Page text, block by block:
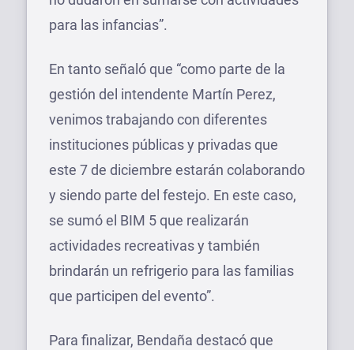
para las infancias”.
En tanto señaló que “como parte de la
gestión del intendente Martín Perez,
venimos trabajando con diferentes
instituciones públicas y privadas que
este 7 de diciembre estarán colaborando
y siendo parte del festejo. En este caso,
se sumó el BIM 5 que realizarán
actividades recreativas y también
brindarán un refrigerio para las familias
que participen del evento”.
Para finalizar, Bendaña destacó que